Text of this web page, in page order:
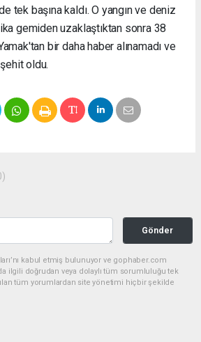
tek başına kaldı. O yangın ve deniz
gemiden uzaklaştıktan sonra 38
bir daha haber alınamadı ve
oldu.
Gönder
kabul etmiş bulunuyor ve gophaber.com
ilgili doğrudan veya dolaylı tüm sorumluluğu tek
tüm yorumlardan site yönetimi hiçbir şekilde